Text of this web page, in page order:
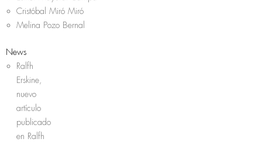
Cristóbal Miró Miró
Melina Pozo Bernal
News
Ralfh
Erskine,
nuevo
artículo
publicado
en Ralfh